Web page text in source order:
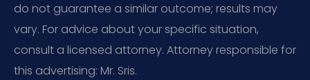
do not guarantee a similar outcome; results may
vary. For advice about your specific situation,
consult a licensed attorney. Attorney responsible for
this advertising: Mr. Sris.